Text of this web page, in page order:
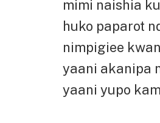
mimi naishia
huko paparot
nimpigiee
yaani akanipa
yaani yupo